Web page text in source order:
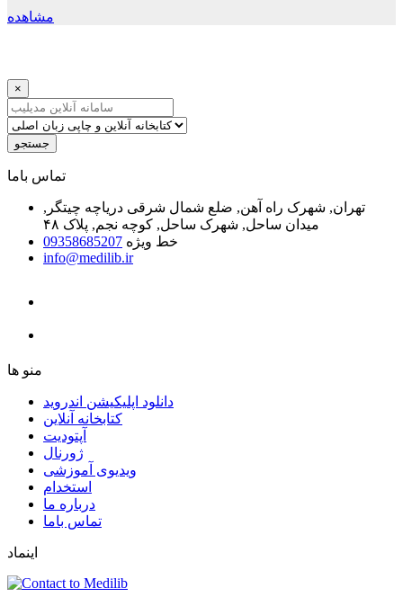
مشاهده
×
جستجو
ﺗﻤﺎﺱ ﺑﺎﻣﺎ
تهران, شهرک راه آهن, ضلع شمال شرقی دریاچه چیتگر,
میدان ساحل, شهرک ساحل, کوچه نجم, پلاک ۴۸
خط ویژه 09358685207
info@medilib.ir
ﻣﻨﻮ ﻫﺎ
دانلود اپلیکیشن اندروید
ﮐﺘﺎﺑﺨﺎﻧﻪ ﺁﻧﻼﯾﻦ
ﺁﭘﺘﻮﺩﯾﺖ
ﮊﻭﺭﻧﺎﻝ
ویدیوی آموزشی
استخدام
درباره ما
ﺗﻤﺎﺱ ﺑﺎﻣﺎ
اینماد